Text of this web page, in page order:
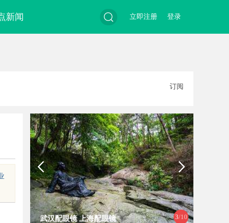
新闻
索
登录
立即注册
订阅
3/10
武汉配眼镜 上海配眼镜